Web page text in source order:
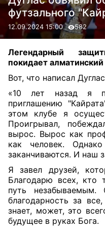
футзального
12.09.2024 15:00 582
Легендарный
покидает алматинский
Вот, что написал
«10 лет назад я
приглашению
этом клубе я
Проигрывал,
вырос. Вырос как
как человек.
заканчиваются. И наш
Я завел друзей,
Благодарю всех, кто
путь незабываемым.
благодарность за
знает, может, это
будущее в руках Бога.